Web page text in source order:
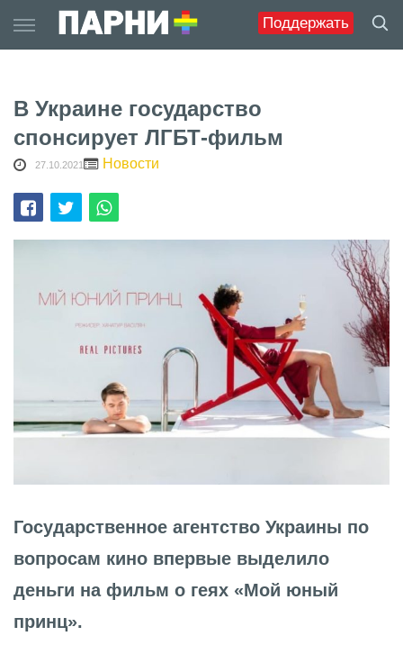
Поддержать
to
content
В Украине государство
спонсирует ЛГБТ-фильм
27.10.2021 Новости
Государственное агентство Украины по
вопросам кино впервые выделило
деньги на фильм о геях «Мой юный
принц».